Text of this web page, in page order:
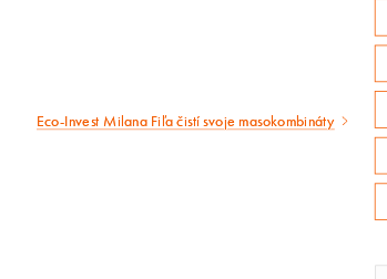
Následující
Eco-Invest Milana Fiľa čistí svoje masokombináty